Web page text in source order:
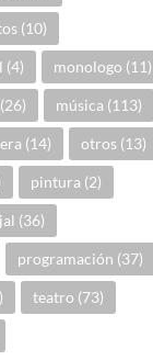
(10)
(4) monologo (11)
(26) música (113)
(14) otros (13)
pintura (2)
(36)
programación (37)
teatro (73)